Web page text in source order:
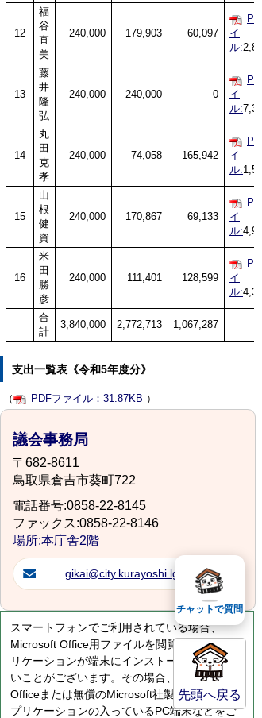
12
福
谷
直
美
240,000 179,903 60,097
イ
ル:
13
藤
井
隆
弘
240,000 240,000 0
イ
ル:
14
丸
田
克
孝
240,000 74,058 165,942
イ
ル:
15
山
根
健
資
240,000 170,867 69,133
イ
ル:
16
米
田
勝
彦
240,000 111,401 128,599
イ
ル:
合
計
3,840,000 2,772,713 1,067,287
支出一覧表《令和5年度分》
（ PDFファイル：31.87KB ）
議会事務局
〒682-8611
鳥取県倉吉市葵町722
電話番号:0858-22-8145
ファックス:0858-22-8146
場所:本庁舎2階
gikai@city.kurayoshi.lg.jp
スマートフォンでご利用されている場合、
Microsoft Office用ファイルを閲覧できるアプ
リケーションが端末にインストールされていな
いことがございます。その場合、Microsoft
Officeまたは無償のMicrosoft社製ビューアーア
プリケーションの入っているPC端末などをご
先頭へ戻る
チャットで質問